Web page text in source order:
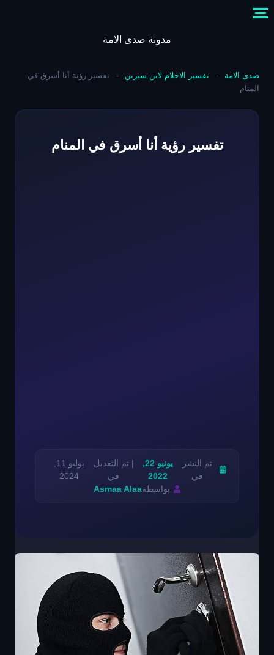
content
مدونة صدى الامة
صدى الامة - تفسير الاحلام لابن سيرين -
تفسير رؤية أنا أسرق في
المنام
تفسير رؤية أنا أسرق في المنام
تم النشر
في
يونيو 22,
2022
| تم التعديل
في
يوليو 11,
2024
بواسطةAsmaa Alaa